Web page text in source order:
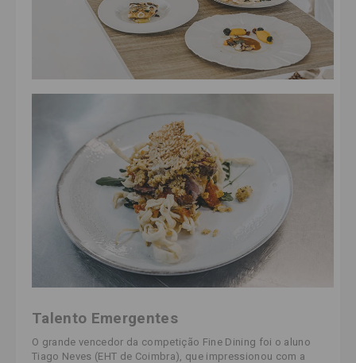
Talento Emergentes
O grande vencedor da competição Fine Dining foi o aluno
Tiago Neves (EHT de Coimbra), que impressionou com a